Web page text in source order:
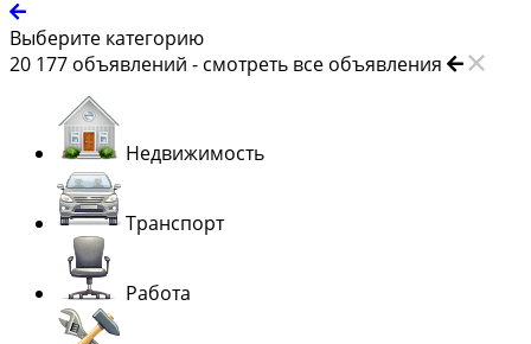
Выберите категорию
20 177 объявлений - смотреть все объявления
Недвижимость
Транспорт
Работа